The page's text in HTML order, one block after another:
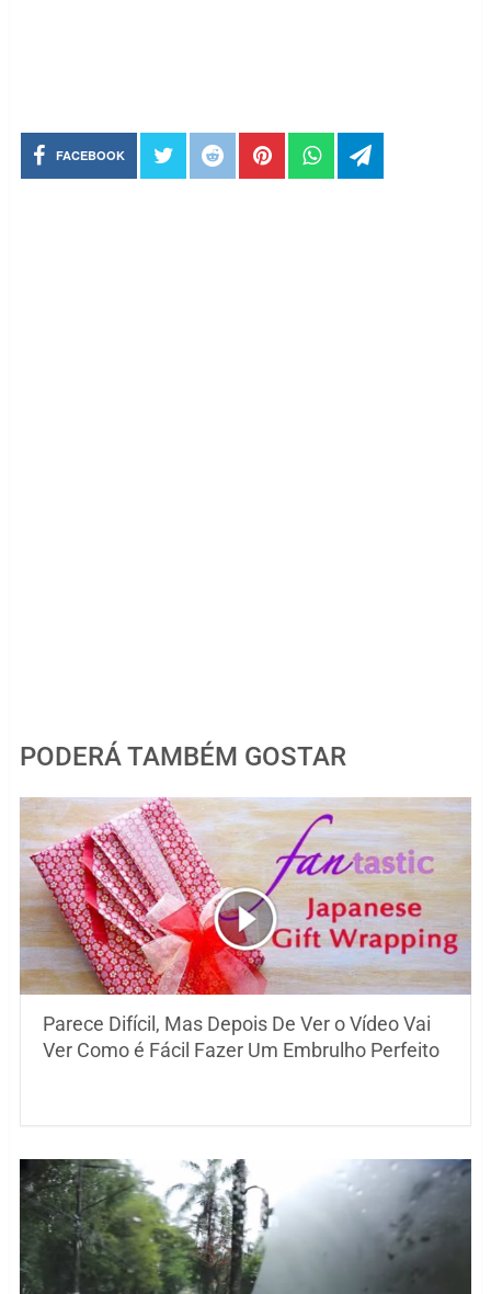
FACEBOOK
PODERÁ TAMBÉM GOSTAR
Parece Difícil, Mas Depois De Ver o Vídeo Vai
Ver Como é Fácil Fazer Um Embrulho Perfeito